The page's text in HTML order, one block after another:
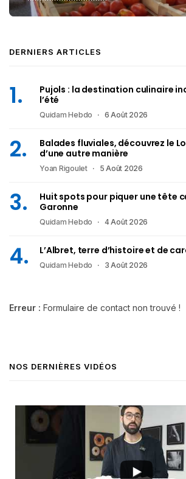
DERNIERS ARTICLES
Pujols : la destination culinaire
l’été
Quidam Hebdo 6 Août 2026
Balades fluviales, découvrez le
d’une autre manière
Yoan Rigoulet 5 Août 2026
Huit spots pour piquer une tête
Garonne
Quidam Hebdo 4 Août 2026
L’Albret, terre d’histoire et de
Quidam Hebdo 3 Août 2026
Erreur : Formulaire de contact non trouvé !
NOS DERNIÈRES VIDÉOS